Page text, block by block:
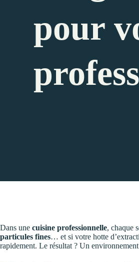
pour
Dans une cuisine professionnelle, chaque
particules fines… et si votre hotte
rapidement. Le résultat ? Un environnement